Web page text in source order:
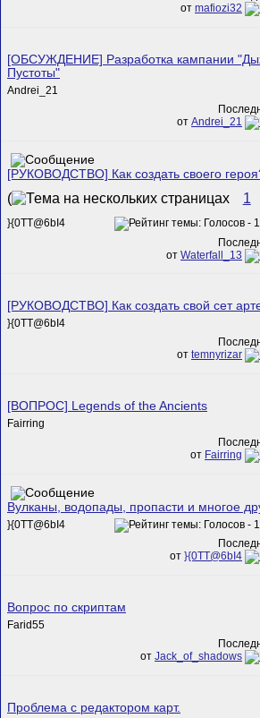
от mafiozi32
[ОБСУЖДЕНИЕ] Разработка кампании
Пустоты"
Andrei_21
от Andrei_21
[РУКОВОДСТВО] Как создать своего
( 1
}{0TT@6bI4
от Waterfall_13
[РУКОВОДСТВО] Как создать свой сет
}{0TT@6bI4
от temnyrizar
[ВОПРОС] Legends of the Ancients
Fairring
от Fairring
Вулканы, водопады, пропасти и многое
}{0TT@6bI4
от }{0TT@6bI4
Вопрос по скриптам
Farid55
от Jack_of_shadows
Проблема с редактором карт.